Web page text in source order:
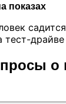
показах
тест-
о